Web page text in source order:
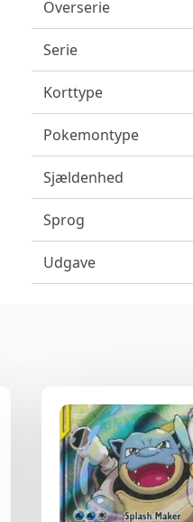
Overserie
Serie
Korttype
Pokemontype
Sjældenhed
Sprog
Udgave